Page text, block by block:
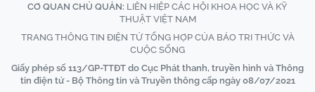
CƠ QUAN CHỦ QUẢN: LIÊN HIỆP CÁC HỘI KHOA HỌC VÀ KỸ
THUẬT VIỆT NAM
TRANG THÔNG TIN ĐIỆN TỬ TỔNG HỢP CỦA BÁO TRI THỨC VÀ
CUỘC SỐNG
Giấy phép số 113/GP-TTĐT do Cục Phát thanh, truyền hình và Thông
tin điện tử - Bộ Thông tin và Truyền thông cấp ngày 08/07/2021